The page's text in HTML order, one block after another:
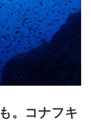
。コナフキ